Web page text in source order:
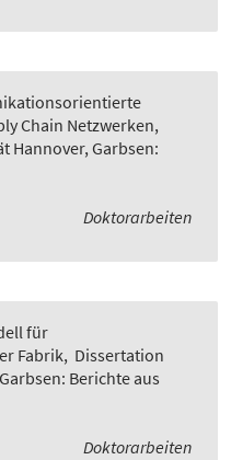
Chain Netzwerken,
Hannover, Garbsen:
Doktorarbeiten
für
Fabrik, Dissertation
Berichte aus
Doktorarbeiten